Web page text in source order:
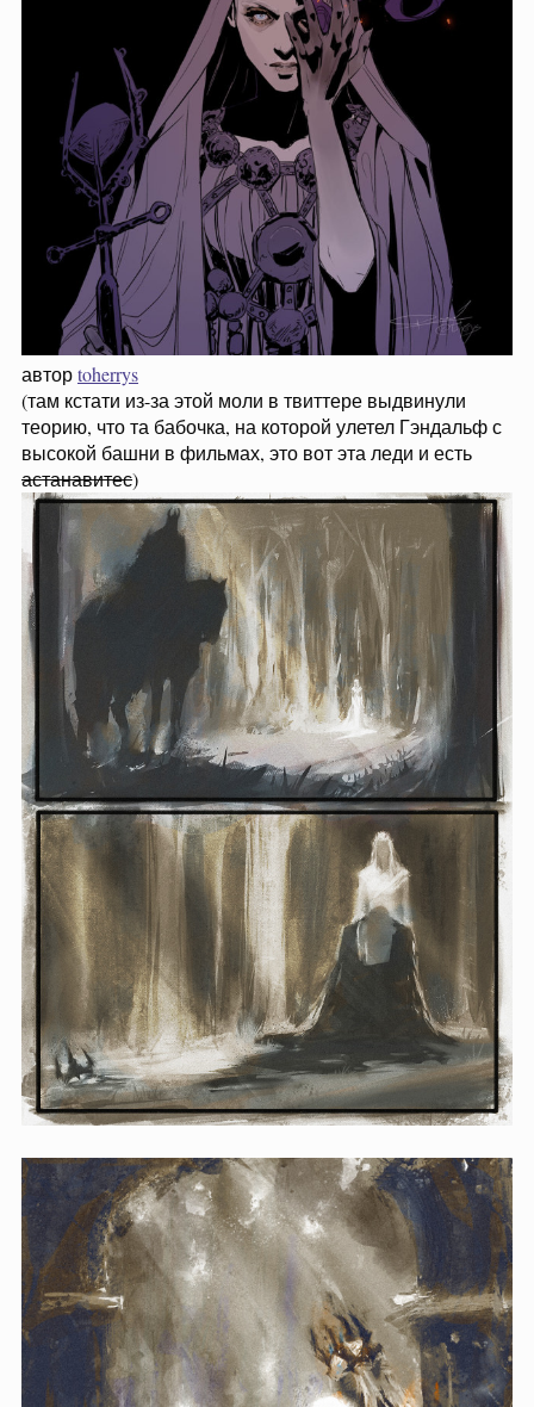
авторtoherrys
(там кстати из-за этой моли в твиттере выдвинули
теорию, что та бабочка, на которой улетел Гэндальф с
высокой башни в фильмах, это вот эта леди и есть
астанавитес)